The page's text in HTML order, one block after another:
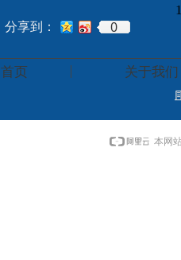
首页 关于我们
分享到： 0
本网